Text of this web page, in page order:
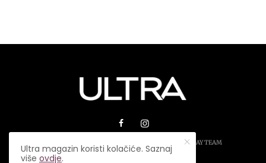
© 2026 ULTRA MAGAZIN. SVA PRAVA ZADRŽANA.PLAY TEAM
Ultra magazin koristi kolačiće. Saznaj
višeovdje.